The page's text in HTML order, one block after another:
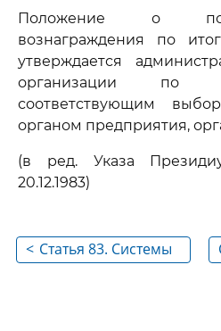
Положение о
вознаграждения по
утверждается
организации по
соответствующим
органом предприятия,
(в ред. Указа
20.12.1983)
< Статья 83. Системы